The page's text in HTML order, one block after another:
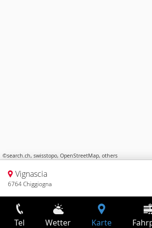
©search.ch, swisstopo, OpenStreetMap, others
Vignascia
6764 Chiggiogna
Tel Wetter Karte